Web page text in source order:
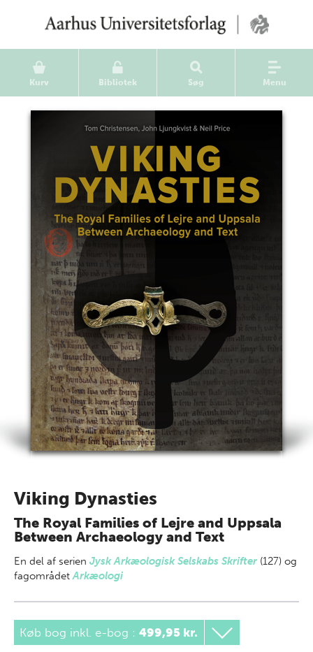
Kurv Bibliotek Søg Menu
Viking Dynasties
The Royal Families of Lejre and Uppsala
Between Archaeology and Text
En del af serien Jysk Arkæologisk Selskabs Skrifter (127) og
fagområdetArkæologi
Køb bog inkl. e-bog : 499,95 kr.